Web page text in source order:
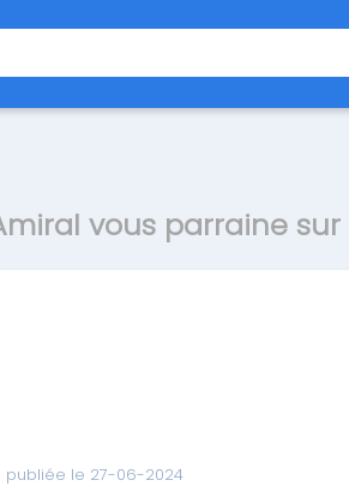
vous parraine sur
publiée le 27-06-2024